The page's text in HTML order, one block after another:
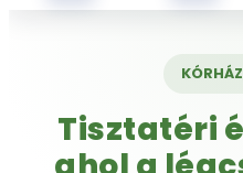
Tisztatéri